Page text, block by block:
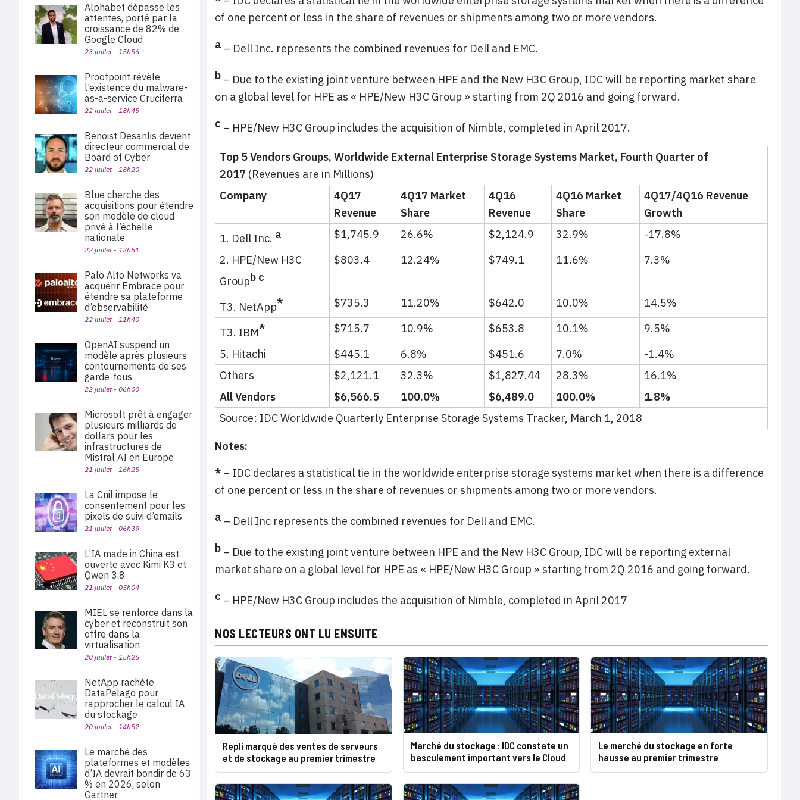
of one percent or less in the share of revenues or shipments among two or more vendors.
a – Dell Inc. represents the combined revenues for Dell and EMC.
b – Due to the existing joint venture between HPE and the New H3C Group, IDC will be reporting market share
on a global level for HPE as « HPE/New H3C Group » starting from 2Q 2016 and going forward.
c – HPE/New H3C Group includes the acquisition of Nimble, completed in April 2017.
Top 5 Vendors Groups, Worldwide External Enterprise Storage Systems Market, Fourth Quarter of
2017 (Revenues are in Millions)
Company
4Q17
Revenue
4Q17 Market
Share
4Q16
Revenue
4Q16 Market
Share
4Q17/4Q16 Revenue
Growth
1. Dell Inc. a $1,745.9 26.6% $2,124.9 32.9%
-17.8%
2. HPE/New H3C
Groupb c
$803.4 12.24% $749.1 11.6% 7.3%
T3. NetApp* $735.3 11.20% $642.0 10.0% 14.5%
T3. IBM* $715.7 10.9% $653.8 10.1%
9.5%
5. Hitachi
$445.1 6.8% $451.6 7.0%
-1.4%
Others
$2,121.1 32.3% $1,827.44 28.3%
16.1%
All Vendors
$6,566.5 100.0% $6,489.0 100.0%
1.8%
Source: IDC Worldwide Quarterly Enterprise Storage Systems Tracker, March 1, 2018
Notes:
* – IDC declares a statistical tie in the worldwide enterprise storage systems market when there is a difference
of one percent or less in the share of revenues or shipments among two or more vendors.
a – Dell Inc represents the combined revenues for Dell and EMC.
b – Due to the existing joint venture between HPE and the New H3C Group, IDC will be reporting external
market share on a global level for HPE as « HPE/New H3C Group » starting from 2Q 2016 and going forward.
c – HPE/New H3C Group includes the acquisition of Nimble, completed in April 2017
NOS LECTEURS ONT LU ENSUITE
Repli marqué des ventes de serveurs
et de stockage au premier trimestre
Marché du stockage : IDC constate un
basculement important vers le Cloud
Le marché du stockage en forte
hausse au premier trimestre
Alphabet dépasse les
attentes, porté par la
croissance de 82% de
Google Cloud
23 juillet - 15h56
Proofpoint révèle
l’existence du malware-
as-a-service Cruciferra
22 juillet - 18h45
Benoist Desanlis devient
directeur commercial de
Board of Cyber
22 juillet - 18h20
Blue cherche des
acquisitions pour étendre
son modèle de cloud
privé à l’échelle
nationale
22 juillet - 12h51
Palo Alto Networks va
acquérir Embrace pour
étendre sa plateforme
d’observabilité
22 juillet - 11h40
OpenAI suspend un
modèle après plusieurs
contournements de ses
garde-fous
22 juillet - 06h00
Microsoft prêt à engager
plusieurs milliards de
dollars pour les
infrastructures de
Mistral AI en Europe
21 juillet - 16h25
La Cnil impose le
consentement pour les
pixels de suivi d’emails
21 juillet - 06h39
L’IA made in China est
ouverte avec Kimi K3 et
Qwen 3.8
21 juillet - 05h04
MIEL se renforce dans la
cyber et reconstruit son
offre dans la
virtualisation
20 juillet - 15h26
NetApp rachète
DataPelago pour
rapprocher le calcul IA
du stockage
20 juillet - 14h52
Le marché des
plateformes et modèles
d’IA devrait bondir de 63
% en 2026, selon
Gartner